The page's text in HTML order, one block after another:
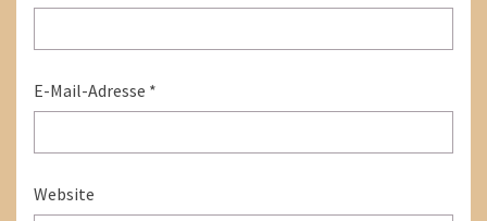
E-Mail-Adresse *
Website